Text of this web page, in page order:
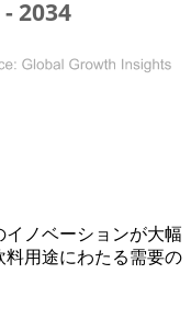
イノベーションが大幅
用途にわたる需要の